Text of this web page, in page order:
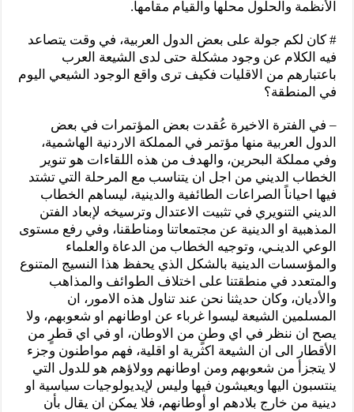
الأنظمة والحلول محلها والقيام مقامها.
# كان لكم جولة على بعض الدول العربية، في وقت يتصاعد
فيه الكلام عن وجود مشكلة حتى لدى الشيعة العرب
باعتبارهم من الاقليات فكيف ترى واقع الوجود الشيعي اليوم
في المنطقة؟
– في الفترة الاخيرة عُقدت بعض المؤتمرات في بعض
الدول العربية منها مؤتمر في المملكة الاردنية الهاشمية،
وفي مملكة البحرين، والهدف من هذه اللقاءات هو تنوير
الخطاب الديني من اجل ان يتناسب مع المرحلة التي تشتد
فيها احياناً الصراعات الطائفية والدينية، ليساهم الخطاب
الديني التنويري في تثبيت الاعتدال وترسيخه لإبعاد الفتن
المذهبية او الدينية عن مجتمعاتنا ومناطقنا، وفي رفع مستوى
الوعي الدينـي، وتوجيه الخطاب من الدعاة والعلماء
والمؤسسات الدينية بالشكل الذي يحفظ هذا النسيج المتنوع
والمتعدد في منطقتنا على اختلاف الطوائف والمذاهب
والأديان، وكان حديثنا نحن عند تناول هذه الامور، ان
المسلمين الشيعة ليسوا غرباء عن اوطانهم او شعوبهم، ولا
يصح ان ننظر في اي وطنٍ من الاوطان، او في اي قطرٍ من
الأقطار الى ان الشيعة اكثرية او اقلية، فهم مواطنون وجزء
لا يتجزأ من شعوبهم ومن اوطانهم وولاؤهم هو للدول التي
ينتسبون اليها ويعيشون فيها وليس لإيديولوجيات سياسية او
دينية من خارج بلادهم او أوطانهم، فلا يمكن ان يقال بأن